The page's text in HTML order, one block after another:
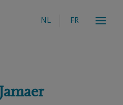
NL FR
Jamaer